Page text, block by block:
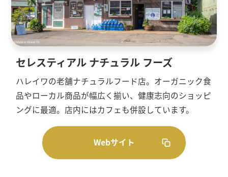
セレスティアル ナチュラル フーズ
ハレイワの老舗ナチュラルフード店。オーガニック食
品やローカル商品が幅広く揃い、健康志向のショッピ
ングに最適。店内にはカフェも併設しています。
Webサイト